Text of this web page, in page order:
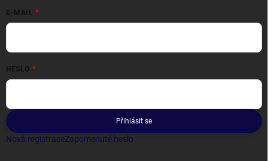
E-MAIL
HESLO
Přihlásit se
Nová registraceZapomenuté heslo